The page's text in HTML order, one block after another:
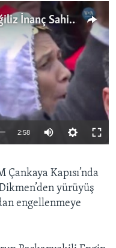
Aleviler: “Kültürel Unsur Değiliz İnanç Sahibiyiz”
available
2:58
Kapısı’nda
yürüyüş
engellenmeye